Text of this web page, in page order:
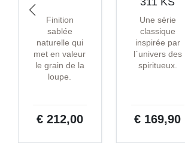
Finition
sablée
naturelle qui
met en valeur
le grain de la
loupe.
€ 212,00
Une série
classique
inspirée par
l`univers des
spiritueux.
€ 169,90